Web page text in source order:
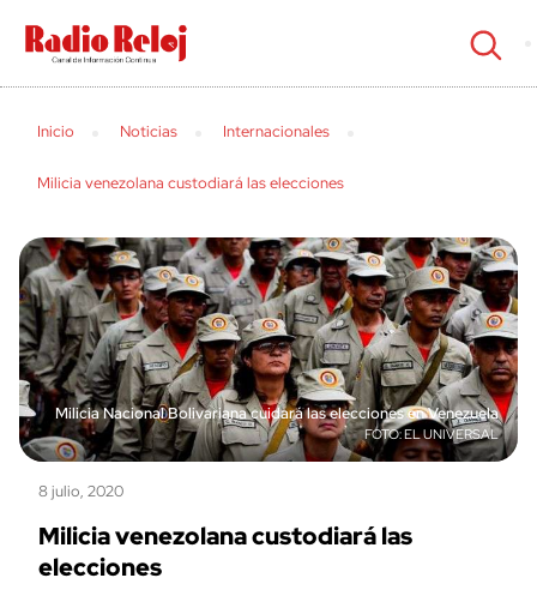
cerrar
Inicio Noticias Internacionales
Milicia venezolana custodiará las elecciones
Milicia Nacional Bolivariana cuidará las elecciones en Venezuela
EL UNIVERSAL
8 julio, 2020
Milicia venezolana custodiará las
elecciones